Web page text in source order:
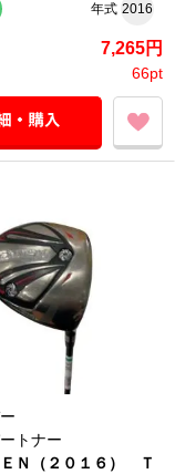
年式 2016
7,265円
66pt
トナー
ＥＮ（２０１６） Ｔ